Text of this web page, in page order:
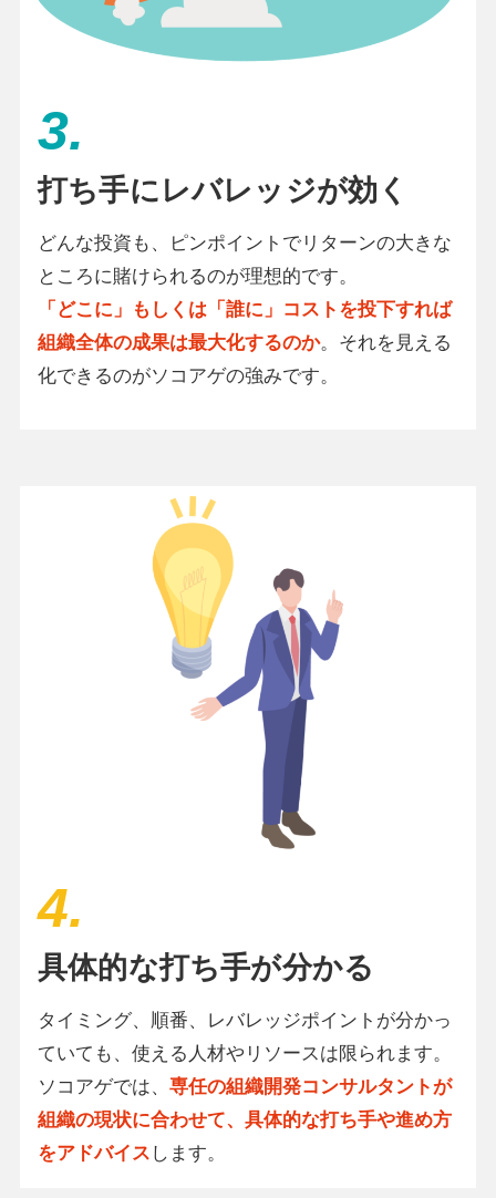
3.
打ち手にレバレッジが効く
どんな投資も、ピンポイントでリターンの大きな
ところに賭けられるのが理想的です。
「どこに」もしくは「誰に」コストを投下すれば
組織全体の成果は最大化するのか。それを見える
化できるのがソコアゲの強みです。
4.
具体的な打ち手が分かる
タイミング、順番、レバレッジポイントが分かっ
ていても、使える人材やリソースは限られます。
ソコアゲでは、専任の組織開発コンサルタントが
組織の現状に合わせて、具体的な打ち手や進め方
をアドバイス します。